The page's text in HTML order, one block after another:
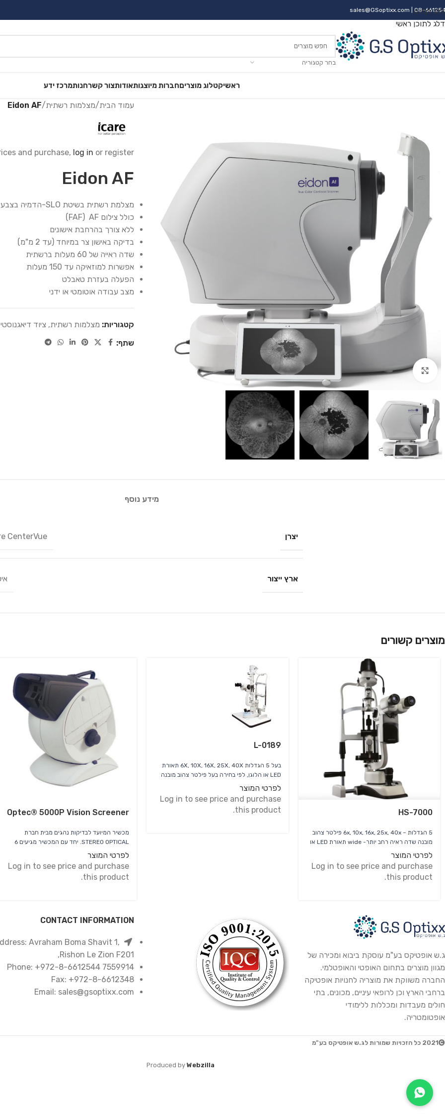
דלג לניווט
דלג לתוכן ראשי
sales@GSoptixx.com | 08-
בחר קטגוריה
ראשיקטלוג מוצריםחברות מיוצגותאודותצור קשרחנותמרכז ידע
לחץ להגדלה
עמוד הבית/מצלמות רשתית/
Eidon AF
and purchase, log in or register.
Eidon AF
מצלמת רשתית בשיטת SLO-הדמיה בצבעים אמיתיים
כולל צילום FAF) AF)
ללא צורך בהרחבת אישונים
בדיקה באישון צר במיוחד (עד 2 מ"מ)
שדה ראייה של 60 מעלות ברשתית
אפשרות למוזאיקה עד 150 מעלות
הפעלה בעזרת טאבלט
מצב עבודה אוטומטי או ידני
קטגוריות: מצלמות רשתית, ציוד
שתף:
מידע נוסף
יצרן CenterVue
ארץ ייצור
מוצרים קשורים
HS-7000
5 הגדלות – 6x, 10x, 16x, 25x, 40x פילטר צהוב
מובנה שדה ראיה רחב יותר- wide תאורת LED או
לפרטי המוצר
Log in to see price and purchase
this product.
L-0189
בעל 5 הגדלות 6X, 10X, 16X, 25X, 40X תאורת
LED או הלוגן, לפי בחירה בעל פילטר צהוב מובנה
לפרטי המוצר
Log in to see price and purchase
this product.
Optec® 5000P Vision Screener
מכשיר המיועד לבדיקות נהגים מבית חברת
STEREO OPTICAL. יחד עם המכשיר מגיעים 6
כרטיסים סטנדרטיים לבדיקות ראיה
לפרטי המוצר
Log in to see price and purchase
this product.
ג.ש אופטיקס בע"מ עוסקת ביבוא ומכירה של
מגוון מוצרים בתחום האופטי והאופטלמי.
החברה משווקת את מוצריה לחנויות אופטיקה
ברחבי הארץ וכן לרופאי עיניים, מכונים, בתי
חולים מעבדות ומכללות ללימודי
אופטומטריה.
CONTACT INFORMATION
Avraham Boma Shavit 1,
Rishon Le Zion F201,
7559914 Phone: +972-8-6612544
Fax: +972-8-6612348
Email: sales@gsoptixx.com
2021 כל הזכויות שמורות לג.ש אופטיקס בע"מ
Produced by Webzilla